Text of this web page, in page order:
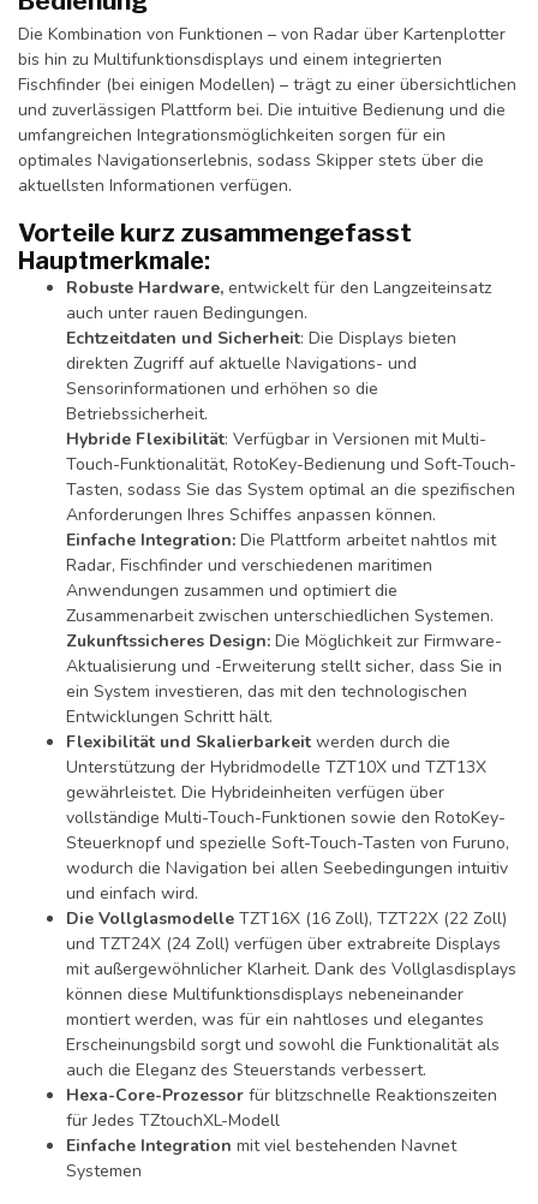
Die Kombination von Funktionen – von Radar über Kartenplotter
bis hin zu Multifunktionsdisplays und einem integrierten
Fischfinder (bei einigen Modellen) – trägt zu einer übersichtlichen
und zuverlässigen Plattform bei. Die intuitive Bedienung und die
umfangreichen Integrationsmöglichkeiten sorgen für ein
optimales Navigationserlebnis, sodass Skipper stets über die
aktuellsten Informationen verfügen.
Vorteile kurz zusammengefasst
Hauptmerkmale:
Robuste Hardware, entwickelt für den Langzeiteinsatz
auch unter rauen Bedingungen.
Echtzeitdaten und Sicherheit: Die Displays bieten
direkten Zugriff auf aktuelle Navigations- und
Sensorinformationen und erhöhen so die
Betriebssicherheit.
Hybride Flexibilität: Verfügbar in Versionen mit Multi-
Touch-Funktionalität, RotoKey-Bedienung und Soft-Touch-
Tasten, sodass Sie das System optimal an die spezifischen
Anforderungen Ihres Schiffes anpassen können.
Einfache Integration: Die Plattform arbeitet nahtlos mit
Radar, Fischfinder und verschiedenen maritimen
Anwendungen zusammen und optimiert die
Zusammenarbeit zwischen unterschiedlichen Systemen.
Zukunftssicheres Design: Die Möglichkeit zur Firmware-
Aktualisierung und -Erweiterung stellt sicher, dass Sie in
ein System investieren, das mit den technologischen
Entwicklungen Schritt hält.
Flexibilität und Skalierbarkeit werden durch die
Unterstützung der Hybridmodelle TZT10X und TZT13X
gewährleistet. Die Hybrideinheiten verfügen über
vollständige Multi-Touch-Funktionen sowie den RotoKey-
Steuerknopf und spezielle Soft-Touch-Tasten von Furuno,
wodurch die Navigation bei allen Seebedingungen intuitiv
und einfach wird.
Die Vollglasmodelle TZT16X (16 Zoll), TZT22X (22 Zoll)
und TZT24X (24 Zoll) verfügen über extrabreite Displays
mit außergewöhnlicher Klarheit. Dank des Vollglasdisplays
können diese Multifunktionsdisplays nebeneinander
montiert werden, was für ein nahtloses und elegantes
Erscheinungsbild sorgt und sowohl die Funktionalität als
auch die Eleganz des Steuerstands verbessert.
Hexa-Core-Prozessor für blitzschnelle Reaktionszeiten
für Jedes TZtouchXL-Modell
Einfache Integration mit viel bestehenden Navnet
Systemen